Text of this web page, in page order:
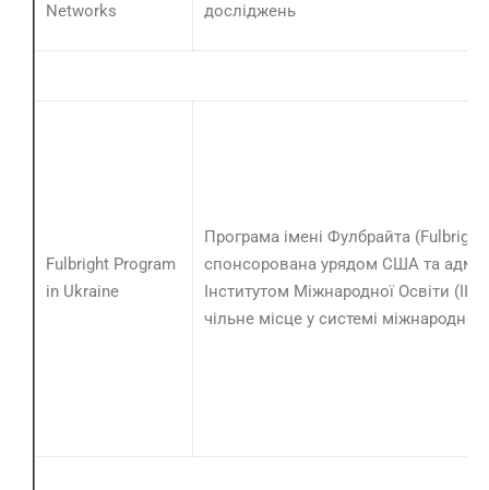
Networks досліджень
Fulbright Program
in Ukraine
Програма імені Фулбрайта (Fulbright
спонсорована урядом США та
Інститутом Міжнародної Освіти
чільне місце у системі міжнародної